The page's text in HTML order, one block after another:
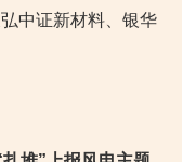
中证新材料、银华